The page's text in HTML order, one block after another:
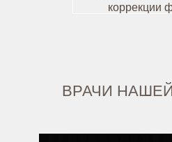
коррекции
ВРАЧИ